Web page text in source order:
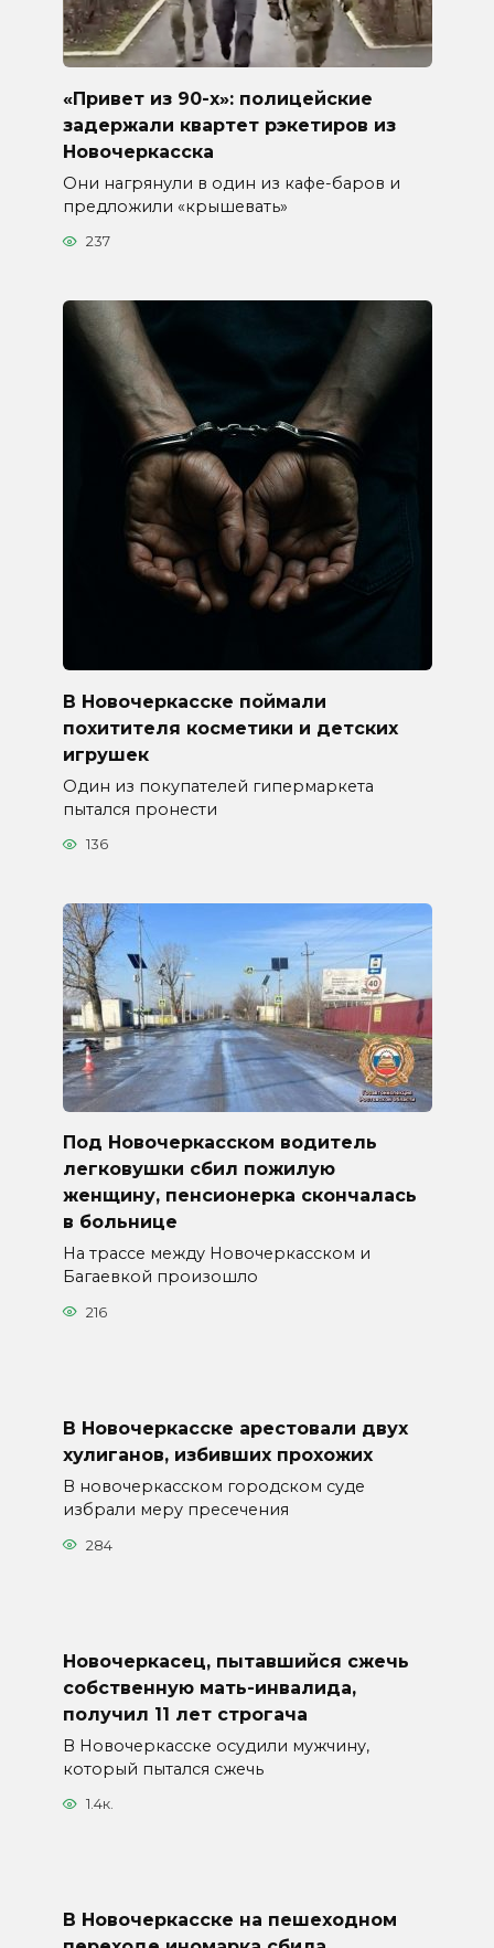
«Привет из 90-х»: полицейские
задержали квартет рэкетиров из
Новочеркасска
Они нагрянули в один из кафе-баров и
предложили «крышевать»
237
В Новочеркасске поймали
похитителя косметики и детских
игрушек
Один из покупателей гипермаркета
пытался пронести
136
Под Новочеркасском водитель
легковушки сбил пожилую
женщину, пенсионерка скончалась
в больнице
На трассе между Новочеркасском и
Багаевкой произошло
216
В Новочеркасске арестовали двух
хулиганов, избивших прохожих
В новочеркасском городском суде
избрали меру пресечения
284
Новочеркасец, пытавшийся сжечь
собственную мать-инвалида,
получил 11 лет строгача
В Новочеркасске осудили мужчину,
который пытался сжечь
1.4к.
В Новочеркасске на пешеходном